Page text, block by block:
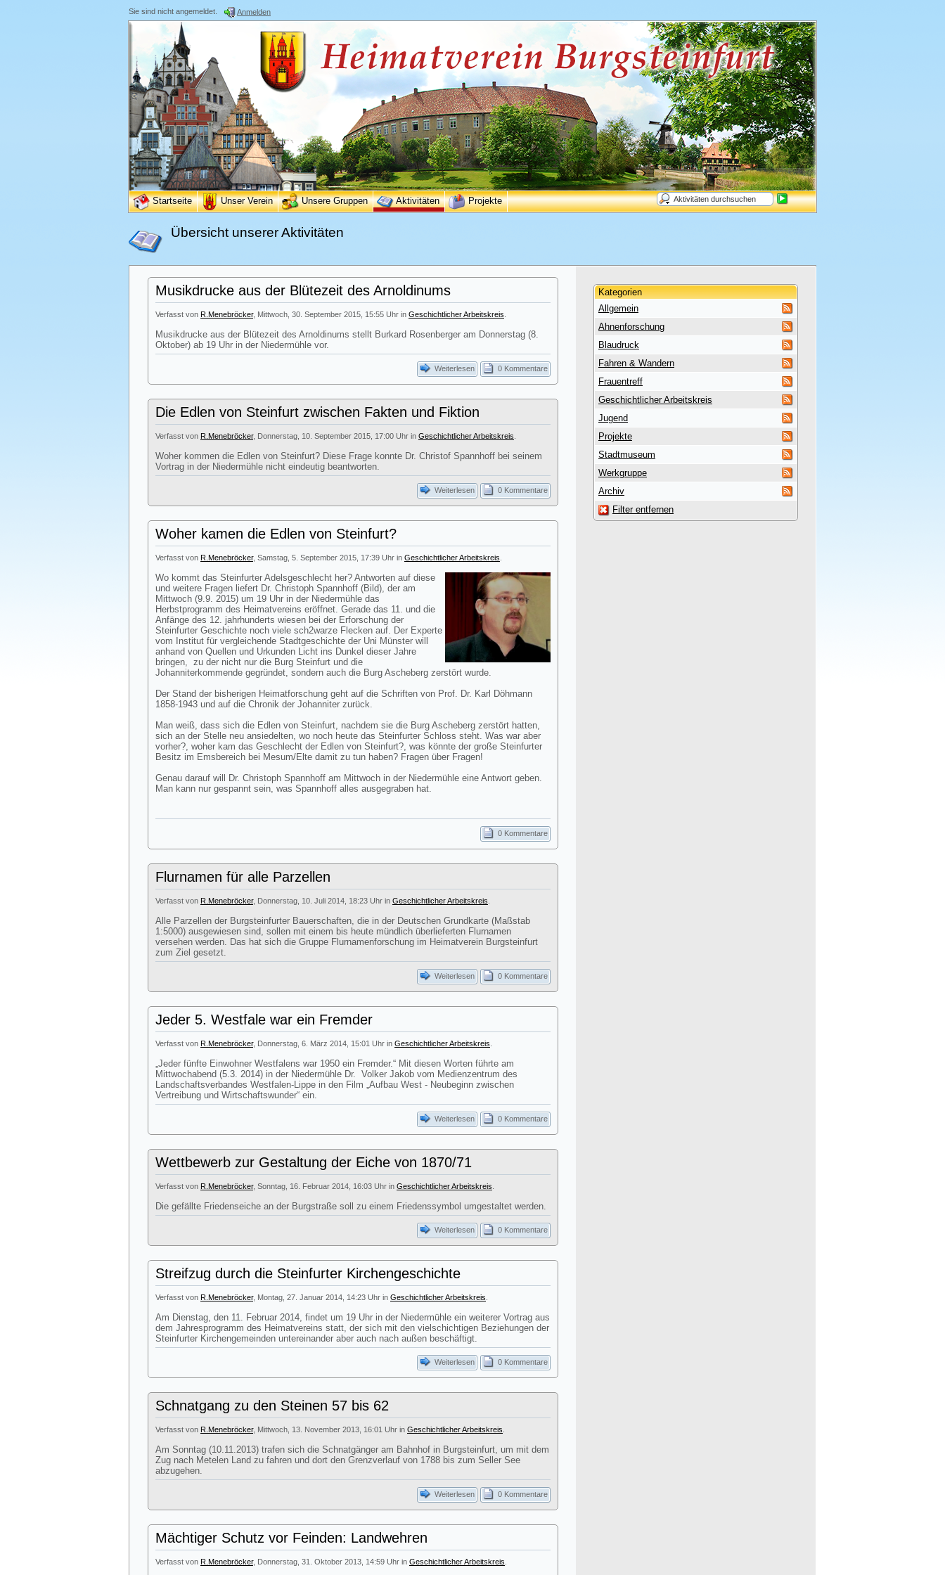
Sie sind nicht angemeldet. Anmelden
Startseite Unser Verein Unsere Gruppen Aktivitäten Projekte
Übersicht unserer Aktivitäten
Musikdrucke aus der Blütezeit des Arnoldinums
Verfasst von R.Menebröcker, Mittwoch, 30. September 2015, 15:55 Uhr in Geschichtlicher Arbeitskreis
Musikdrucke aus der Blütezeit des Arnoldinums stellt Burkard Rosenberger am Donnerstag (8.
Oktober) ab 19 Uhr in der Niedermühle vor.
0 Kommentare
Weiterlesen
Die Edlen von Steinfurt zwischen Fakten und Fiktion
Verfasst von R.Menebröcker, Donnerstag, 10. September 2015, 17:00 Uhr in Geschichtlicher Arbeitskreis
Woher kommen die Edlen von Steinfurt? Diese Frage konnte Dr. Christof Spannhoff bei seinem
Vortrag in der Niedermühle nicht eindeutig beantworten.
0 Kommentare
Weiterlesen
Woher kamen die Edlen von Steinfurt?
Verfasst von R.Menebröcker, Samstag, 5. September 2015, 17:39 Uhr in Geschichtlicher Arbeitskreis
Wo kommt das Steinfurter Adelsgeschlecht her? Antworten auf diese
und weitere Fragen liefert Dr. Christoph Spannhoff (Bild), der am
Mittwoch (9.9. 2015) um 19 Uhr in der Niedermühle das
Herbstprogramm des Heimatvereins eröffnet. Gerade das 11. und die
Anfänge des 12. jahrhunderts wiesen bei der Erforschung der
Steinfurter Geschichte noch viele sch2warze Flecken auf. Der Experte
vom Institut für vergleichende Stadtgeschichte der Uni Münster will
anhand von Quellen und Urkunden Licht ins Dunkel dieser Jahre
bringen, zu der nicht nur die Burg Steinfurt und die
Johanniterkommende gegründet, sondern auch die Burg Ascheberg zerstört wurde.
Der Stand der bisherigen Heimatforschung geht auf die Schriften von Prof. Dr. Karl Döhmann
1858-1943 und auf die Chronik der Johanniter zurück.
Man weiß, dass sich die Edlen von Steinfurt, nachdem sie die Burg Ascheberg zerstört hatten,
sich an der Stelle neu ansiedelten, wo noch heute das Steinfurter Schloss steht. Was war aber
vorher?, woher kam das Geschlecht der Edlen von Steinfurt?, was könnte der große Steinfurter
Besitz im Emsbereich bei Mesum/Elte damit zu tun haben? Fragen über Fragen!
Genau darauf will Dr. Christoph Spannhoff am Mittwoch in der Niedermühle eine Antwort geben.
Man kann nur gespannt sein, was Spannhoff alles ausgegraben hat.
0 Kommentare
Flurnamen für alle Parzellen
Verfasst von R.Menebröcker, Donnerstag, 10. Juli 2014, 18:23 Uhr in Geschichtlicher Arbeitskreis
Alle Parzellen der Burgsteinfurter Bauerschaften, die in der Deutschen Grundkarte (Maßstab
1:5000) ausgewiesen sind, sollen mit einem bis heute mündlich überlieferten Flurnamen
versehen werden. Das hat sich die Gruppe Flurnamenforschung im Heimatverein Burgsteinfurt
zum Ziel gesetzt.
0 Kommentare
Weiterlesen
Jeder 5. Westfale war ein Fremder
Verfasst von R.Menebröcker, Donnerstag, 6. März 2014, 15:01 Uhr in Geschichtlicher Arbeitskreis
„Jeder fünfte Einwohner Westfalens war 1950 ein Fremder.“ Mit diesen Worten führte am
Mittwochabend (5.3. 2014) in der Niedermühle Dr. Volker Jakob vom Medienzentrum des
Landschaftsverbandes Westfalen-Lippe in den Film „Aufbau West - Neubeginn zwischen
Vertreibung und Wirtschaftswunder“ ein.
0 Kommentare
Weiterlesen
Wettbewerb zur Gestaltung der Eiche von 1870/71
Verfasst von R.Menebröcker, Sonntag, 16. Februar 2014, 16:03 Uhr in Geschichtlicher Arbeitskreis
Die gefällte Friedenseiche an der Burgstraße soll zu einem Friedenssymbol umgestaltet werden.
0 Kommentare
Weiterlesen
Streifzug durch die Steinfurter Kirchengeschichte
Verfasst von R.Menebröcker, Montag, 27. Januar 2014, 14:23 Uhr in Geschichtlicher Arbeitskreis
Am Dienstag, den 11. Februar 2014, findet um 19 Uhr in der Niedermühle ein weiterer Vortrag aus
dem Jahresprogramm des Heimatvereins statt, der sich mit den vielschichtigen Beziehungen der
Steinfurter Kirchengemeinden untereinander aber auch nach außen beschäftigt.
0 Kommentare
Weiterlesen
Schnatgang zu den Steinen 57 bis 62
Verfasst von R.Menebröcker, Mittwoch, 13. November 2013, 16:01 Uhr in Geschichtlicher Arbeitskreis
Am Sonntag (10.11.2013) trafen sich die Schnatgänger am Bahnhof in Burgsteinfurt, um mit dem
Zug nach Metelen Land zu fahren und dort den Grenzverlauf von 1788 bis zum Seller See
abzugehen.
0 Kommentare
Weiterlesen
Mächtiger Schutz vor Feinden: Landwehren
Verfasst von R.Menebröcker, Donnerstag, 31. Oktober 2013, 14:59 Uhr in Geschichtlicher Arbeitskreis
Kategorien
Allgemein
Ahnenforschung
Blaudruck
Fahren & Wandern
Frauentreff
Geschichtlicher Arbeitskreis
Jugend
Projekte
Stadtmuseum
Werkgruppe
Archiv
Filter entfernen